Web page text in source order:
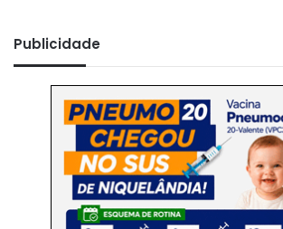
Publicidade